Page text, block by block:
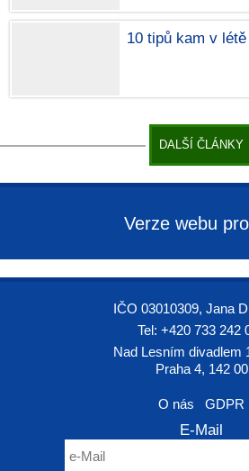
10 tipů kam v
DALŠÍ ČLÁNKY
Verze webu
IČO 03010309, Jana
Tel: +420 733 242
Nad Lesním divadlem
Praha 4, 142 00
O nás GDPR
E-Mail